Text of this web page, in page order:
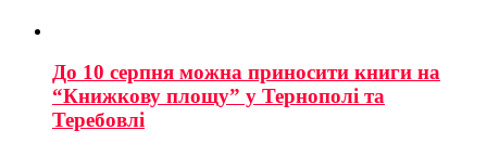
До 10 серпня можна приносити книги на
“Книжкову площу” у Тернополі та
Теребовлі